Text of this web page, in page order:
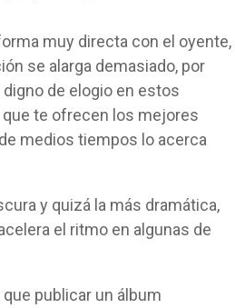
muy directa con el oyente,
se alarga demasiado, por
de elogio en estos
te ofrecen los mejores
medios tiempos lo acerca
y quizá la más dramática,
el ritmo en algunas de
publicar un álbum